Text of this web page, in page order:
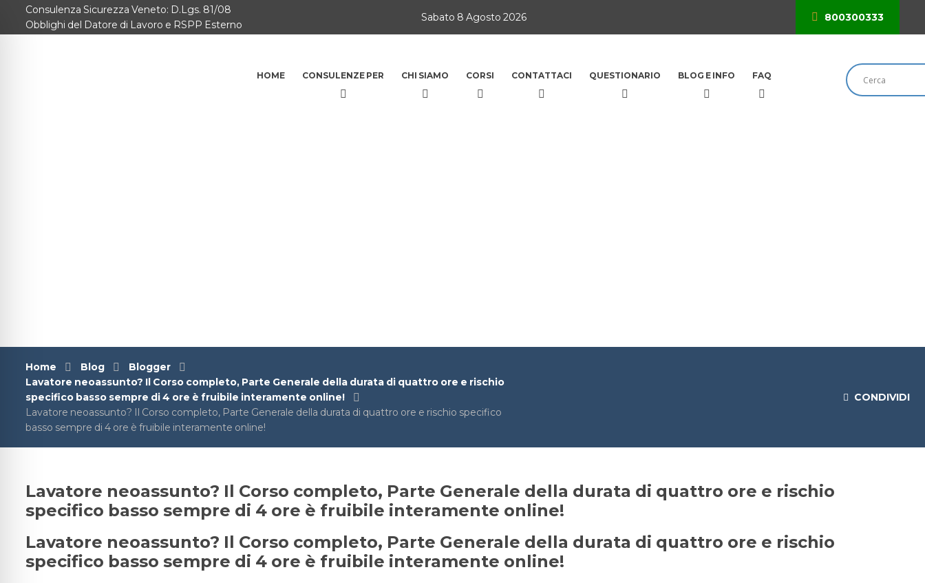
Home
Consulenza Sicurezza Veneto: D.Lgs. 81/08
Obblighi del Datore di Lavoro e RSPP Esterno
Sabato 8 Agosto 2026 800300333
HOME CONSULENZE PER CHI SIAMO CORSI CONTATTACI QUESTIONARIO BLOG E INFO FAQ
Home Blog
Blogger
Lavatore neoassunto? Il Corso completo, Parte Generale della durata di quattro ore e rischio
specifico basso sempre di 4 ore è fruibile interamente online!
Lavatore neoassunto? Il Corso completo, Parte Generale della durata di quattro ore e rischio specifico
basso sempre di 4 ore è fruibile interamente online!
CONDIVIDI
Lavatore neoassunto? Il Corso completo, Parte Generale della durata di quattro ore e rischio
specifico basso sempre di 4 ore è fruibile interamente online!
Lavatore neoassunto? Il Corso completo, Parte Generale della durata di quattro ore e rischio
specifico basso sempre di 4 ore è fruibile interamente online!